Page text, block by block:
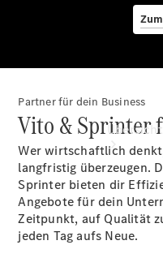
Übersicht
Partner für dein Business
Vito & Sprinter
Wer wirtschaftlich
langfristig überzeugen.
Sprinter bieten dir
Angebote für dein
Zeitpunkt, auf Qualität
jeden Tag aufs Neue.